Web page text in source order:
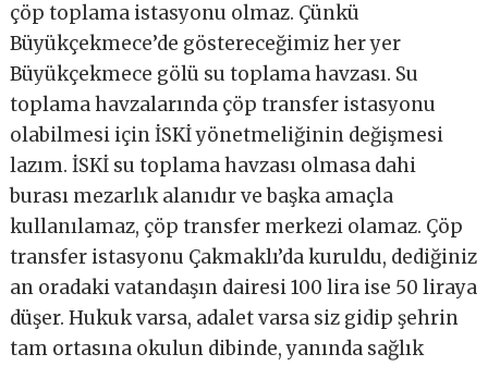
çöp toplama istasyonu olmaz. Çünkü
Büyükçekmece’de göstereceğimiz her yer
Büyükçekmece gölü su toplama havzası. Su
toplama havzalarında çöp transfer istasyonu
olabilmesi için İSKİ yönetmeliğinin değişmesi
lazım. İSKİ su toplama havzası olmasa dahi
burası mezarlık alanıdır ve başka amaçla
kullanılamaz, çöp transfer merkezi olamaz. Çöp
transfer istasyonu Çakmaklı’da kuruldu, dediğiniz
an oradaki vatandaşın dairesi 100 lira ise 50 liraya
düşer. Hukuk varsa, adalet varsa siz gidip şehrin
tam ortasına okulun dibinde, yanında sağlık